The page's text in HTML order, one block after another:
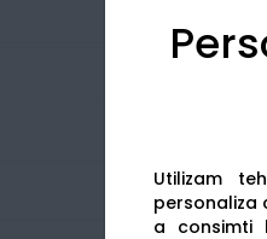
Utilizam
personaliza
a consimti